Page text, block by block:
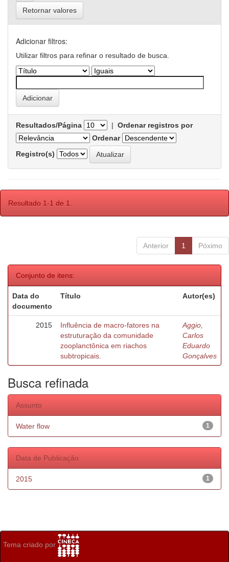
Retornar valores
Adicionar filtros:
Utilizar filtros para refinar o resultado de busca.
Resultados/Página | Ordenar registros por
Ordenar
Registro(s)
Resultado 1-1 de 1.
Anterior 1 Póximo
Conjunto de itens:
Data do
documento
Título Autor(es)
2015
Influência de macro-fatores na
estruturação da comunidade
zooplanctônica em riachos
subtropicais.
Aggio,
Carlos
Eduardo
Gonçalves
Busca refinada
Assunto
1
Water flow
Data de Publicação
1
2015
Tema criado por